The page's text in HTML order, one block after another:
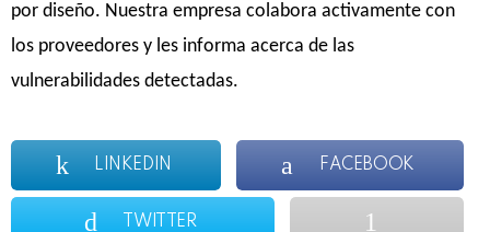
por diseño. Nuestra empresa colabora activamente con
los proveedores y les informa acerca de las
vulnerabilidades detectadas.
LINKEDIN FACEBOOK
TWITTER